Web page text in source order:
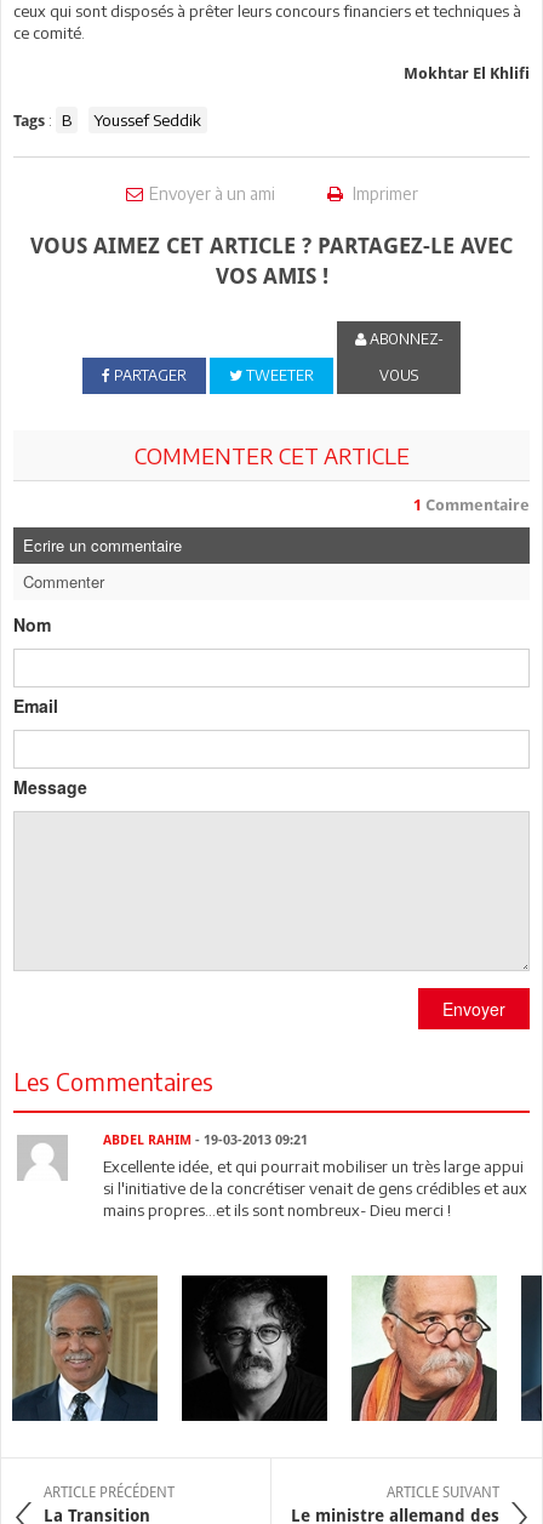
ceux qui sont disposés à prêter leurs concours financiers et techniques à
ce comité.
Mokhtar El Khlifi
Tags : B Youssef Seddik
Envoyer à un ami Imprimer
VOUS AIMEZ CET ARTICLE ? PARTAGEZ-LE AVEC
VOS AMIS !
PARTAGER TWEETER
ABONNEZ-
VOUS
COMMENTER CET ARTICLE
1 Commentaire
Ecrire un commentaire
Commenter
Nom
Email
Message
Envoyer
Les Commentaires
ABDEL RAHIM - 19-03-2013 09:21
Excellente idée, et qui pourrait mobiliser un très large appui
si l'initiative de la concrétiser venait de gens crédibles et aux
mains propres...et ils sont nombreux- Dieu merci !
ARTICLE PRÉCÉDENT
La Transition
ARTICLE SUIVANT
Le ministre allemand des